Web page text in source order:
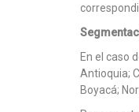
En el caso
Antioquia;
Boyacá;